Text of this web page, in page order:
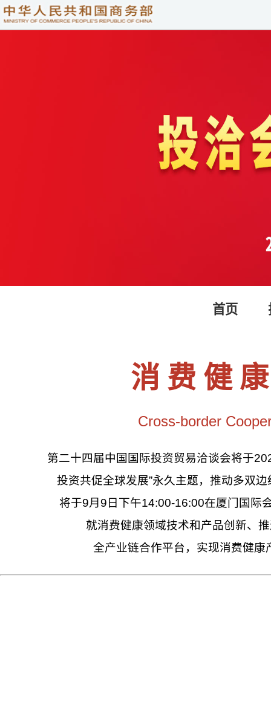
首页
消 费 健
Cross-border
第二十四届中国国际投资贸易洽谈会将于
投资共促全球发展”永久主题，推动多双
将于9月9日下午14:00-16:00在厦门国际
就消费健康领域技术和产品创新、
全产业链合作平台，实现消费健